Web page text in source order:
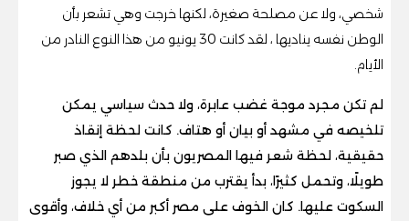
شخصي، ولا عن مصلحة صغيرة، لكنها خرجت وهي تشعر بأن
الوطن نفسه يناديها ، لقد كانت 30 يونيو من هذا النوع النادر من
الأيام.
لم تكن مجرد موجة غضب عابرة، ولا حدث سياسي يمكن
تلخيصه في مشهد أو بيان أو هتاف. كانت لحظة إنقاذ
حقيقية، لحظة شعر فيها المصريون بأن بلدهم الذي صبر
طويلًا، وتحمل كثيرًا، بدأ يقترب من منطقة خطر لا يجوز
السكوت عليها. كان الخوف على مصر أكبر من أي خلاف، وأقوى